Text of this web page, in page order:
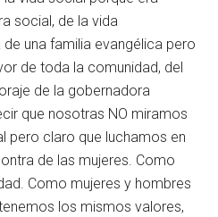
social, de la vida
una familia evangélica pero
de toda la comunidad, del
de la gobernadora
que nosotras NO miramos
pero claro que luchamos en
de las mujeres. Como
Como mujeres y hombres
los mismos valores,